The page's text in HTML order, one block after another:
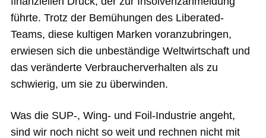
führte. Trotz der Bemühungen des Liberated-
Teams, diese kultigen Marken voranzubringen,
erwiesen sich die unbeständige Weltwirtschaft und
das veränderte Verbraucherverhalten als zu
schwierig, um sie zu überwinden.
Was die SUP-, Wing- und Foil-Industrie angeht,
sind wir noch nicht so weit und rechnen nicht mit